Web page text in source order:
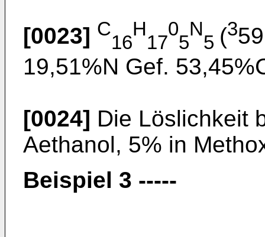
[0023] C
16
H
17
0
5
N
5 (3
19,51%N Gef.
[0024] Die Löslichkeit
Aethanol, 5% in
Beispiel 3 -----